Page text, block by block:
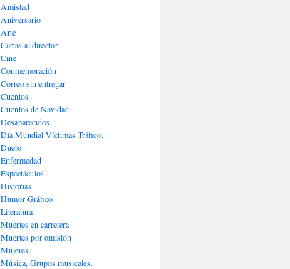
Amistad
Aniversario
Arte
Cartas al director
Cine
Conmemoración
Correo sin entregar
Cuentos
Cuentos de Navidad
Desaparecidos
Día Mundial Víctimas Tráfico.
Duelo
Enfermedad
Espectáculos
Historias
Humor Gráfico
Literatura
Muertes en carretera
Muertes por omisión
Mujeres
Música, Grupos musicales.